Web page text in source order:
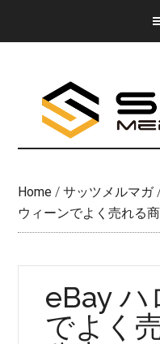
Home / サッツメルマガ
ウィーンでよく売れる
eBay ハ
でよく